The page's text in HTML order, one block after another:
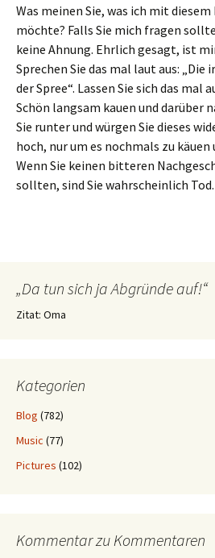
Was meinen Sie, was ich mit
möchte? Falls Sie mich fragen
keine Ahnung. Ehrlich gesagt, ist
Sprechen Sie das mal laut aus: „Die
der Spree“. Lassen Sie sich das mal
Schön langsam kauen und darüber
Sie runter und würgen Sie dieses
hoch, nur um es nochmals zu käuen
Wenn Sie keinen bitteren
sollten, sind Sie wahrscheinlich Tod.
„Da tun sich ja Abgründe auf!“
Zitat: Oma
Kategorien
Blog (782)
Music (77)
Pictures (102)
Kommentar zu Kommentaren